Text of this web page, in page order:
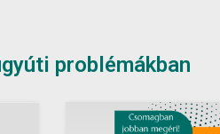
problémákban